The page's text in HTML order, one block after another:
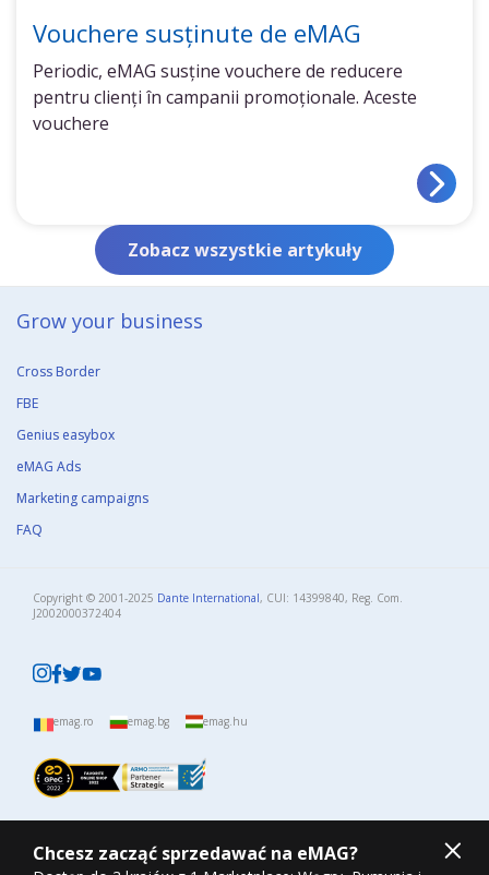
Vouchere susținute de eMAG
Periodic, eMAG susține vouchere de reducere
pentru clienți în campanii promoționale. Aceste
vouchere
Zobacz wszystkie artykuły
Grow your business​
Cross Border
FBE
Genius easybox
eMAG Ads
Marketing campaigns
FAQ
Copyright © 2001-2025 Dante International, CUI: 14399840, Reg. Com.
J2002000372404​
emag.ro emag.bg emag.hu
Chcesz zacząć sprzedawać na eMAG?